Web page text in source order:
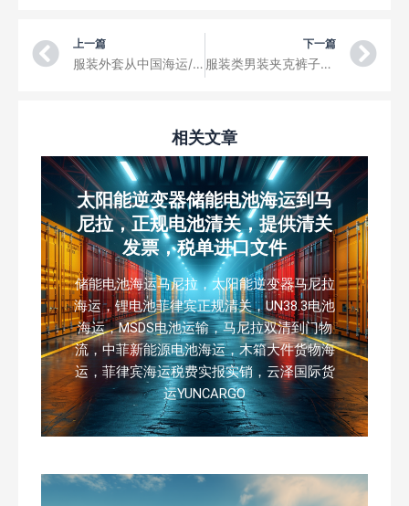
Prev
上一篇
服装外套从中国海运/空运到美国海外仓一件代发解决方案
下一篇
服装类男装夹克裤子外套从中国海运/空运到美国海外仓一件代发，流程简单
相关文章
太阳能逆变器储能电池海运到马
尼拉，正规电池清关，提供清关
发票，税单进口文件
储能电池海运马尼拉，太阳能逆变器马尼拉
海运，锂电池菲律宾正规清关，UN38.3电池
海运，MSDS电池运输，马尼拉双清到门物
流，中菲新能源电池海运，木箱大件货物海
运，菲律宾海运税费实报实销，云泽国际货
运YUNCARGO